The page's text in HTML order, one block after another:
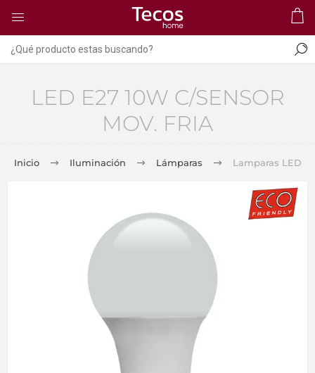
LED E27 10W C/SENSOR
MOV. FRIA
Inicio Iluminación Lámparas Lamparas LED